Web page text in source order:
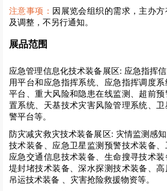
注意事项： 因展览会组织的需求，主办
及调整，不另行通知。
展品范围
应急管理信息化技术装备展区: 应急指挥
用平台和应急指挥系统、应急指挥调度
平台、重大风险和隐患在线监测、超前
置系统、天基技术灾害风险管理系统、
警平台等。
防灾减灾救灾技术装备展区: 灾情监测感
技术装备、应急卫星监测预警技术装备、
应急交通信息技术装备、生命搜寻技术
堤封堵技术装备、深水探测技术装备、
吊运技术装备 、灾害抢险救援物资等。